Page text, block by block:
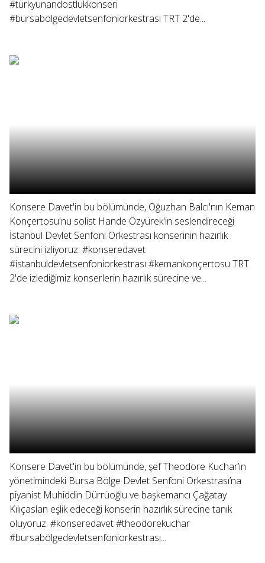
#türkyunandostlukkonseri
#bursabölgedevletsenfoniorkestrası TRT 2'de...
Konsere Davet'in bu bölümünde, Oğuzhan Balcı'nın Keman
Konçertosu'nu solist Hande Özyürek'in seslendireceği
İstanbul Devlet Senfoni Orkestrası konserinin hazırlık
sürecini izliyoruz. #konseredavet
#istanbuldevletsenfoniorkestrası #kemankonçertosu TRT
2'de izlediğimiz konserlerin hazırlık sürecine ve...
Konsere Davet'in bu bölümünde, şef Theodore Kuchar’ın
yönetimindeki Bursa Bölge Devlet Senfoni Orkestrası’na
piyanist Muhiddin Dürrüoğlu ve başkemancı Çağatay
Kılıçaslan eşlik edeceği konserin hazırlık sürecine tanık
oluyoruz. #konseredavet #theodorekuchar
#bursabölgedevletsenfoniorkestrası...